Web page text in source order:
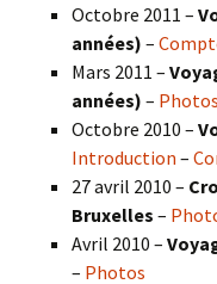
Octobre 2011 –
années) –
Mars 2011 –
années) – Photos
Octobre 2010 –
Introduction –
27 avril 2010 –
Bruxelles –
Avril 2010 –
– Photos